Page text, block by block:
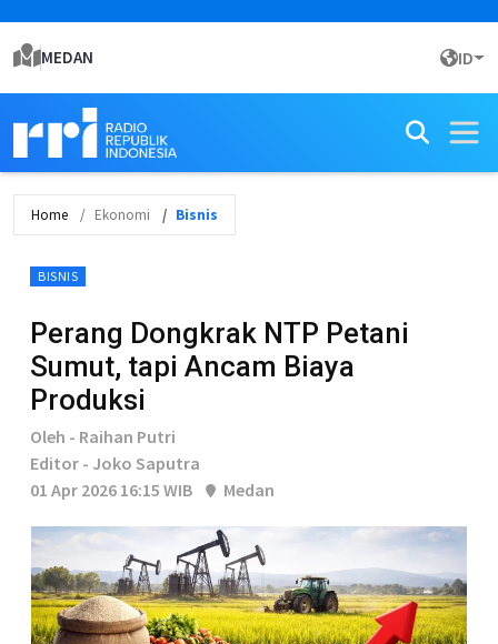
MEDAN ID
Home Ekonomi Bisnis
BISNIS
Perang Dongkrak NTP Petani
Sumut, tapi Ancam Biaya
Produksi
Oleh - Raihan Putri
Editor - Joko Saputra
01 Apr 2026 16:15 WIB
Medan